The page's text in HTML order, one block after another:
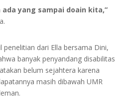
ada yang sampai doain kita,”
penelitian dari Ella bersama Dini,
banyak penyandang disabilitas
belum sejahtera karena
masih dibawah UMR